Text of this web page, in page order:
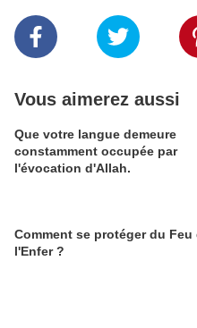
Vous aimerez aussi
Que votre langue demeure
constamment occupée par
l'évocation d'Allah.
Comment se protéger du Feu
l'Enfer ?